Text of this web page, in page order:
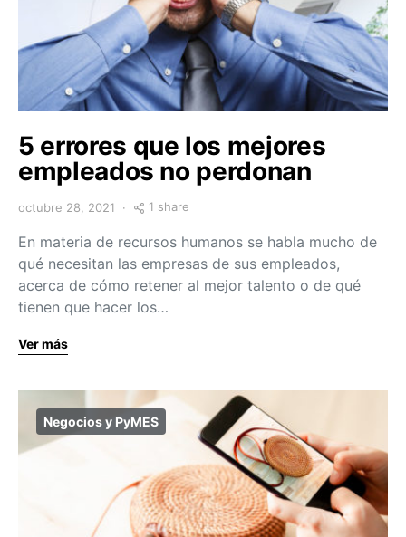
5 errores que los mejores
empleados no perdonan
octubre 28, 2021 1 share
En materia de recursos humanos se habla mucho de
qué necesitan las empresas de sus empleados,
acerca de cómo retener al mejor talento o de qué
tienen que hacer los…
Ver más
Negocios y PyMES